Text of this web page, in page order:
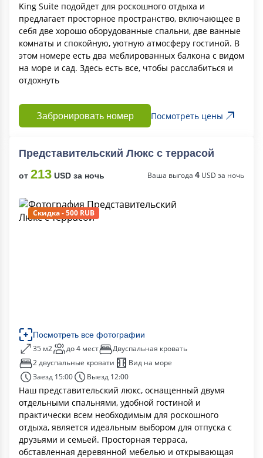
King Suite подойдет для роскошного отдыха и
предлагает просторное пространство, включающее в
себя две хорошо оборудованные спальни, две ванные
комнаты и спокойную, уютную атмосферу гостиной. В
этом номере есть два меблированных балкона с видом
на море и сад. Здесь есть все, чтобы расслабиться и
отдохнуть
Забронировать номер Посмотреть цены
Представительский Люкс с террасой
от 213 USD за ночь Ваша выгода 4 USD за ночь
Скидка - 500 RUB
Посмотреть все фотографии
35 м2 до 4 мест
Двуспальная кровать
2 двуспальные кровати
Вид на море
Заезд 15:00
Выезд 12:00
Наш представительский люкс, оснащенный двумя
отдельными спальнями, удобной гостиной и
практически всем необходимым для роскошного
отдыха, является идеальным выбором для отпуска с
друзьями и семьей. Просторная терраса,
обставленная деревянной мебелью и открывающая